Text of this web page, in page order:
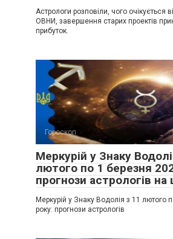
Астрологи розповіли, чого очікується
ОВНИ, завершення старих проектів
прибуток.
Гороскоп
Меркурій у Знаку
лютого по 1 березня
прогнози астрологів на
Меркурій у Знаку Водолія з 11 лютого
року: прогнози астрологів